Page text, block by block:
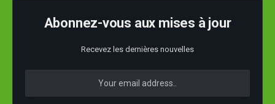
Abonnez-vous aux mises à jour
Recevez les dernières nouvelles